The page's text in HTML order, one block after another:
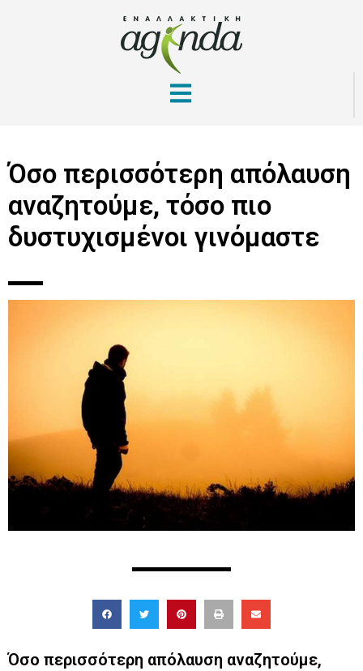
Όσο περισσότερη απόλαυση
αναζητούμε, τόσο πιο
δυστυχισμένοι γινόμαστε
Όσο περισσότερη απόλαυση αναζητούμε,